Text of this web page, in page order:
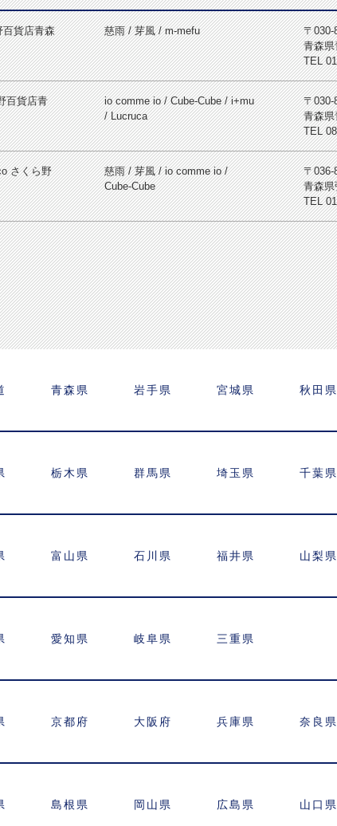
百貨店青森
慈雨 / 芽風 / m-mefu
〒030-
青森県
TEL
百貨店青
io comme io / Cube-Cube / i+mu
/ Lucruca
〒030-
青森県
TEL
さくら野
慈雨 / 芽風 / io comme io /
Cube-Cube
〒036-
青森
TEL
青森県 岩手県 宮城県 秋田県
栃木県 群馬県 埼玉県 千葉県
富山県 石川県 福井県 山梨県
愛知県 岐阜県 三重県
京都府 大阪府 兵庫県 奈良県
島根県 岡山県 広島県 山口県